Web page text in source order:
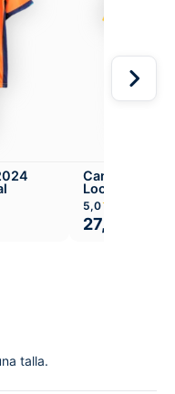
Camiseta
Local
5,0
27,99
talla.